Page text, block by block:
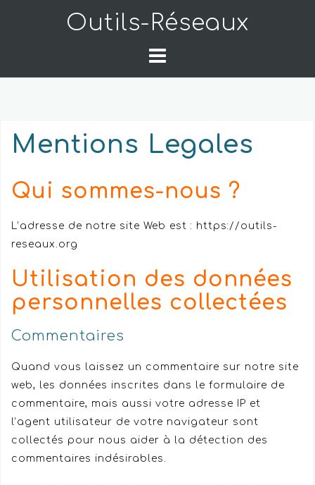
Outils-Réseaux
Mentions Legales
Qui sommes-nous ?
L’adresse de notre site Web est : https://outils-
reseaux.org
Utilisation des données
personnelles collectées
Commentaires
Quand vous laissez un commentaire sur notre site
web, les données inscrites dans le formulaire de
commentaire, mais aussi votre adresse IP et
l’agent utilisateur de votre navigateur sont
collectés pour nous aider à la détection des
commentaires indésirables.